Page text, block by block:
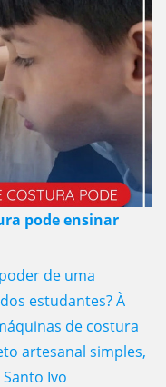
pode ensinar
de uma
estudantes? À
de costura
artesanal simples,
Ivo